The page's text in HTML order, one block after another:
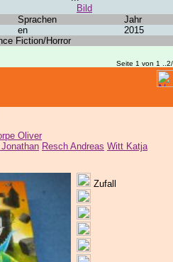
Bild
Sprachen
Jahr
en
2015
Fiction/Horror
Seite 1 von 1
Oliver
Resch Andreas Witt Katja
Zufall